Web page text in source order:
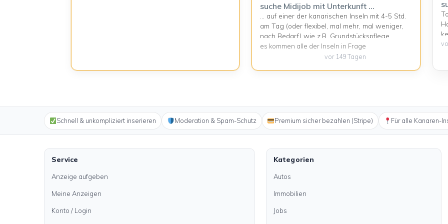
suche Midijob mit Unterkunft …
… auf einer der kanarischen Inseln mit 4-5 Std.
am Tag (oder flexibel, mal mehr, mal weniger,
nach Bedarf) wie z.B. Grundstückspflege,
Tiersitting, Gartenarbeit, handwerkliches Zeug,
Fahrdienste (FS Kl. 3 – bis 7.5t plus Hänger), ...
Informationen über suche Midijob mit Unterkunft
…">Read more</a>
es kommen alle der Inseln in Frage
vor 149 Tagen
Schnell & unkompliziert inserieren Moderation & Spam-Schutz Premium sicher bezahlen (Stripe) Für alle Kanaren-
Service
Anzeige aufgeben
Meine Anzeigen
Konto / Login
Kategorien
Autos
Immobilien
Jobs